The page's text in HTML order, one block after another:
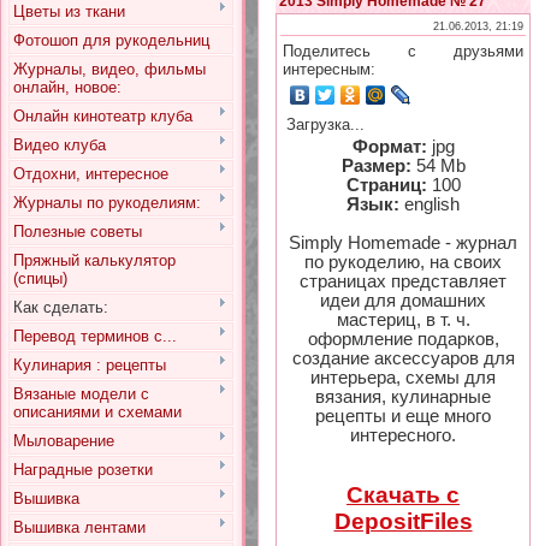
Цветы из ткани
Фотошоп для рукодельниц
Журналы, видео, фильмы
онлайн, новое:
Онлайн кинотеатр клуба
Видео клуба
Отдохни, интересное
Журналы по рукоделиям:
Полезные советы
Пряжный калькулятор
(спицы)
Как сделать:
Перевод терминов с...
Кулинария : рецепты
Вязаные модели с
описаниями и схемами
Мыловарение
Наградные розетки
Вышивка
Вышивка лентами
21.06.2013, 21:19
Поделитесь с друзьями
интересным:
Загрузка...
Формат: jpg
Размер: 54 Mb
Страниц: 100
Язык: english
Simply Homemade - журнал
по рукоделию, на своих
страницах представляет
идеи для домашних
мастериц, в т. ч.
оформление подарков,
создание аксессуаров для
интерьера, схемы для
вязания, кулинарные
рецепты и еще много
интересного.
Скачать с
DepositFiles